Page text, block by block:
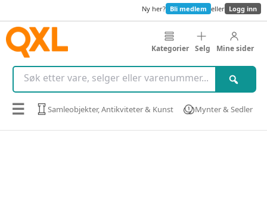
Ny her? Bli medlem eller Logg inn
Kategorier Selg Mine sider
☰ Samleobjekter, Antikviteter & Kunst Mynter & Sedler